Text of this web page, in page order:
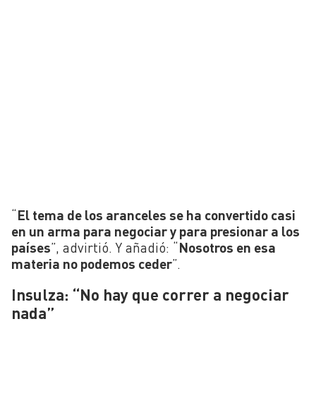
“El tema de los aranceles se ha convertido casi
en un arma para negociar y para presionar a los
países”, advirtió. Y añadió: “Nosotros en esa
materia no podemos ceder”.
Insulza: “No hay que correr a negociar
nada”